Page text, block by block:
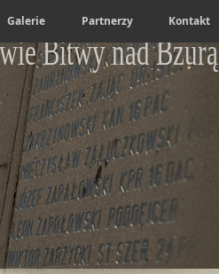
Galerie Partnerzy Kontakt
Bitwy nad Bzurą